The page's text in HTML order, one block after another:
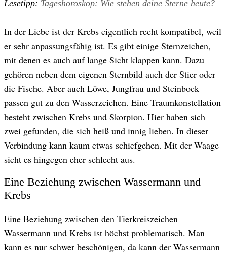
Lesetipp: Tageshoroskop: Wie stehen deine Sterne heute?
In der Liebe ist der Krebs eigentlich recht kompatibel, weil
er sehr anpassungsfähig ist. Es gibt einige Sternzeichen,
mit denen es auch auf lange Sicht klappen kann. Dazu
gehören neben dem eigenen Sternbild auch der Stier oder
die Fische. Aber auch Löwe, Jungfrau und Steinbock
passen gut zu den Wasserzeichen. Eine Traumkonstellation
besteht zwischen Krebs und Skorpion. Hier haben sich
zwei gefunden, die sich heiß und innig lieben. In dieser
Verbindung kann kaum etwas schiefgehen. Mit der Waage
sieht es hingegen eher schlecht aus.
Eine Beziehung zwischen Wassermann und
Krebs
Eine Beziehung zwischen den Tierkreiszeichen
Wassermann und Krebs ist höchst problematisch. Man
kann es nur schwer beschönigen, da kann der Wassermann